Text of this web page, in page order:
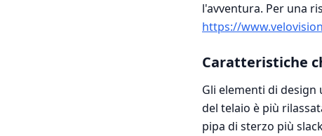
l'avventura. Per una
https://
Caratteristiche
Gli elementi di
del telaio è più
pipa di sterzo più